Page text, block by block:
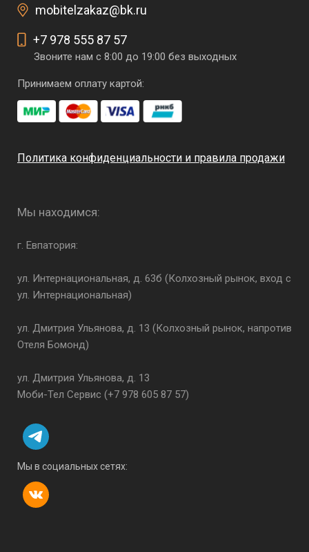
mobitelzakaz@bk.ru
+7 978 555 87 57
Звоните нам с 8:00 до 19:00 без выходных
Принимаем оплату картой:
Политика конфиденциальности и правила продажи
Мы находимся:
г. Евпатория:
ул. Интернациональная, д. 63б (Колхозный рынок, вход с
ул. Интернациональная)
ул. Дмитрия Ульянова, д. 13 (Колхозный рынок, напротив
Отеля Бомонд)
ул. Дмитрия Ульянова, д. 13
Моби-Тел Сервис (+7 978 605 87 57)
Мы в социальных сетях: